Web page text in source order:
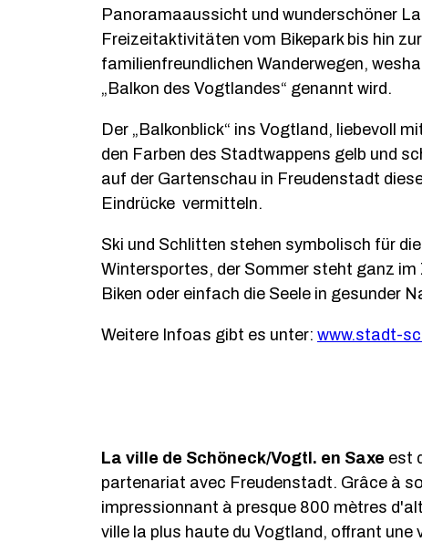
Panoramaaussicht und wunderschöner
Freizeitaktivitäten vom Bikepark bis hin
familienfreundlichen Wanderwegen,
„Balkon des Vogtlandes“ genannt wird.
Der „Balkonblick“ ins Vogtland, liebevoll
den Farben des Stadtwappens gelb und
auf der Gartenschau in Freudenstadt
Eindrücke vermitteln.
Ski und Schlitten stehen symbolisch für
Wintersportes, der Sommer steht ganz im
Biken oder einfach die Seele in gesunder
Weitere Infoas gibt es unter: www.stadt-
La ville de Schöneck/Vogtl. en Saxe est
partenariat avec Freudenstadt. Grâce à
impressionnant à presque 800 mètres
ville la plus haute du Vogtland, offrant une